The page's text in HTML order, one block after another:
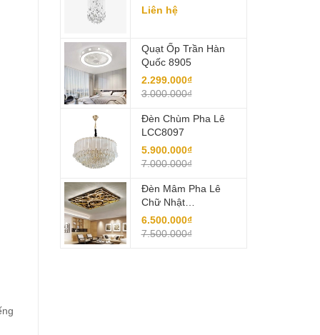
FLLCM1025
Liên hệ
Quạt Ốp Trần Hàn
Quốc 8905
2.299.000₫
3.000.000₫
Đèn Chùm Pha Lê
LCC8097
5.900.000₫
7.000.000₫
Đèn Mâm Pha Lê
Chữ Nhật
LCCY422A
6.500.000₫
7.500.000₫